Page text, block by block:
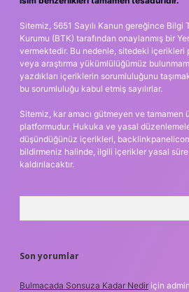
Sitemiz, 5651 Sayılı Kanun gereğince
Kurumu (BTK) tarafından onaylanmış bir
vermektedir. Bu nedenle, sitedeki
veya araştırma yükümlülüğümüz
yazdıkları içeriklerin sorumluluğunu
bu sorumluluğu kabul etmiş sayılırlar.
Sitemiz, kar amacı gütmeyen ve tamamen
platformudur. Hukuka ve yasal
düşündüğünüz içerikleri,
bildirmeniz halinde, ilgili içerikler yasal
kaldırılacaktır.
Son yorumlar
Bulmacada Sonsuza Kadar Nedir için admin